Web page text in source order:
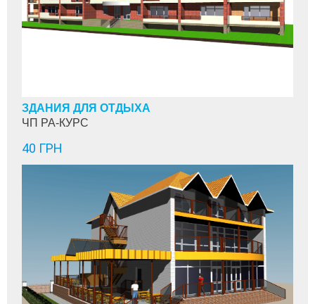
ЗДАНИЯ ДЛЯ ОТДЫХА
ЧП РА-КУРС
40 ГРН